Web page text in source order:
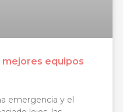
mejores equipos
emergencia y el